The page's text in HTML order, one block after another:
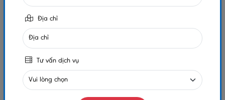
0984032156
MUA NGAY
GIAO HÀNG COD TOÀN QUỐC
GỌI CHO TÔI
Địa chỉ
Tư vấn dịch vụ